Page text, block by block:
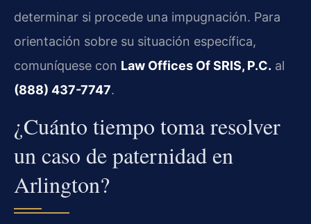
determinar si procede una impugnación. Para
orientación sobre su situación específica,
comuníquese con Law Offices Of SRIS, P.C. al
(888) 437-7747.
¿Cuánto tiempo toma resolver
un caso de paternidad en
Arlington?